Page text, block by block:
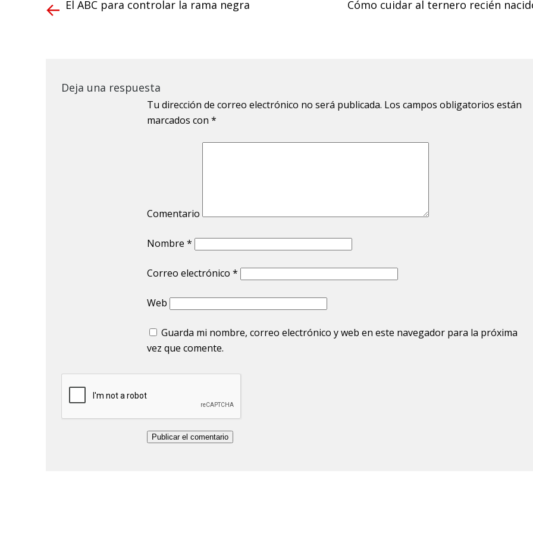
El ABC para controlar la rama negra Cómo cuidar al ternero recién
Deja una respuesta
Tu dirección de correo electrónico no será publicada. Los campos obligatorios están
marcados con *
Comentario
Nombre *
Correo electrónico *
Web
Guarda mi nombre, correo electrónico y web en este navegador para la próxima
vez que comente.